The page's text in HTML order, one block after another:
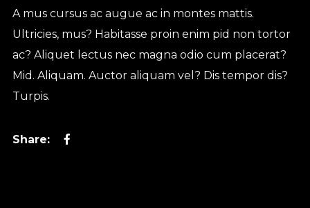
A mus cursus ac augue ac in montes mattis.
Ultricies, mus? Habitasse proin enim pid non tortor
ac? Aliquet lectus nec magna odio cum placerat?
Mid. Aliquam. Auctor aliquam vel? Dis tempor dis?
Turpis.